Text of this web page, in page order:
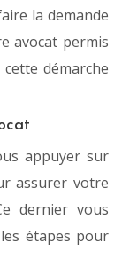
la demande
avocat permis
démarche
appuyer sur
assurer votre
dernier vous
étapes pour